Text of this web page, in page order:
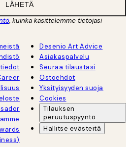
LÄHETÄ
, kuinka käsittelemme tietojasi
Desenio Art Advice
Asiakaspalvelu
Seuraa tilaustasi
Ostoehdot
Yksityisyyden suoja
Cookies
Tilauksen
peruutuspyyntö
Hallitse evästeitä